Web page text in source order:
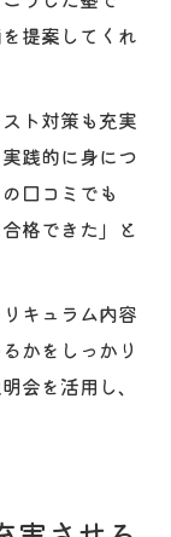
提案してくれ
ト対策も充実
践的に身につ
口コミでも
格できた」と
キュラム内容
かをしっかり
会を活用し、